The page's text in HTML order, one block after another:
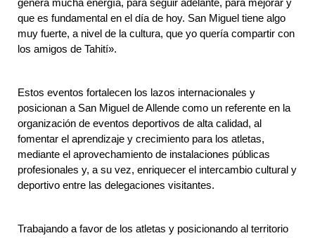
genera mucha energía, para seguir adelante, para mejorar y
que es fundamental en el día de hoy. San Miguel tiene algo
muy fuerte, a nivel de la cultura, que yo quería compartir con
los amigos de Tahití».
Estos eventos fortalecen los lazos internacionales y
posicionan a San Miguel de Allende como un referente en la
organización de eventos deportivos de alta calidad, al
fomentar el aprendizaje y crecimiento para los atletas,
mediante el aprovechamiento de instalaciones públicas
profesionales y, a su vez, enriquecer el intercambio cultural y
deportivo entre las delegaciones visitantes.
Trabajando a favor de los atletas y posicionando al territorio